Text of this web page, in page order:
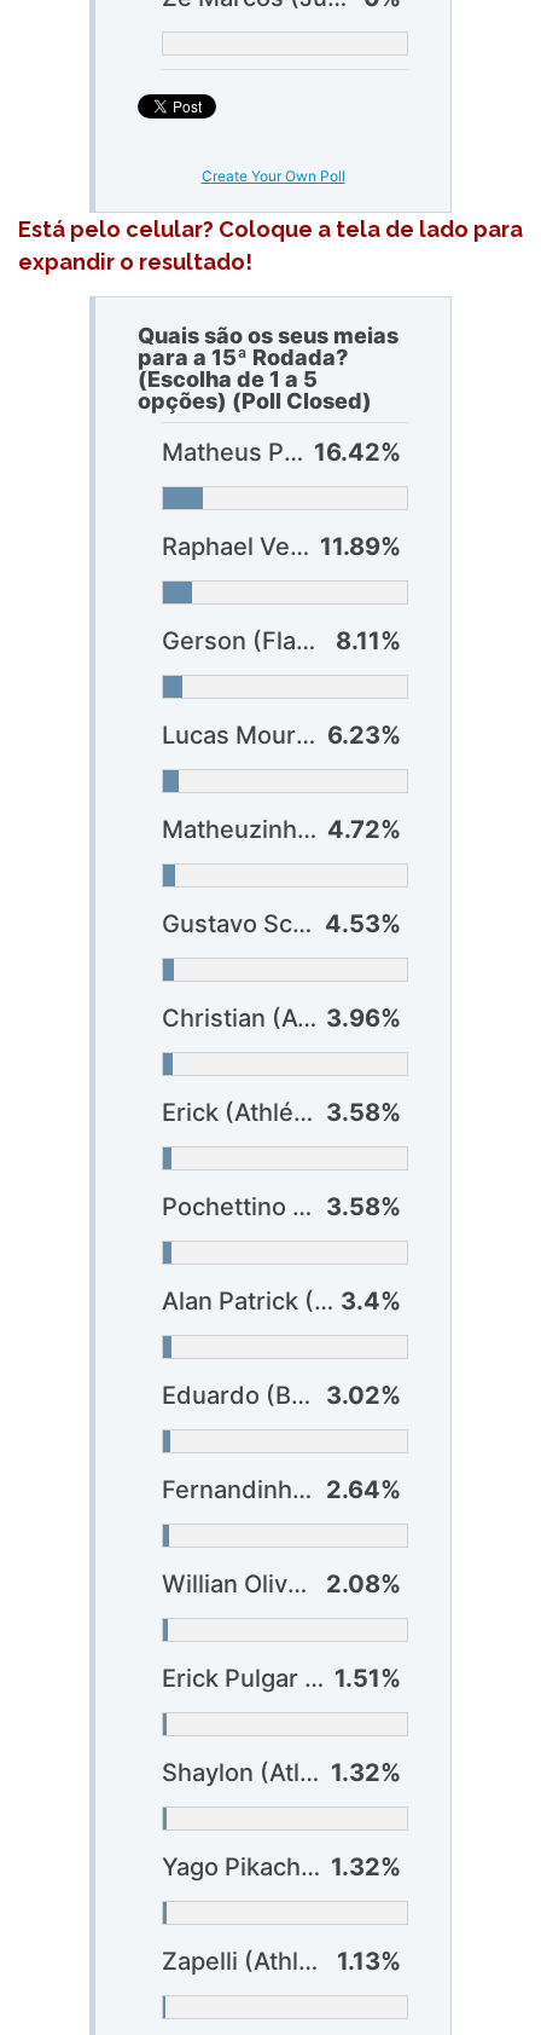
Create Your Own Poll
Está pelo celular? Coloque a tela de lado para
expandir o resultado!
Quais são os seus meias
para a 15ª Rodada?
(Escolha de 1 a 5
opções) (Poll Closed)
Matheus Pereira (Cruzeiro) 16.42%
Raphael Veiga (Palmeiras) 11.89%
Gerson (Flamengo) 8.11%
Lucas Moura (São Paulo) 6.23%
Matheuzinho (Vitória) 4.72%
Gustavo Scarpa (Atlético-MG) 4.53%
Christian (Athlético-PR) 3.96%
Erick (Athlético-PR) 3.58%
Pochettino (Fortaleza) 3.58%
Alan Patrick (Internacional) 3.4%
Eduardo (Botafogo) 3.02%
Fernandinho (Athlético-PR) 2.64%
Willian Oliveira (Vitória) 2.08%
Erick Pulgar (Flamengo) ? 1.51%
Shaylon (Atlético-GO) 1.32%
Yago Pikachu (Fortaleza) 1.32%
Zapelli (Athlético-PR) 1.13%